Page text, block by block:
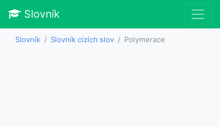
Slovník
Slovník Slovník cizích slov Polymerace